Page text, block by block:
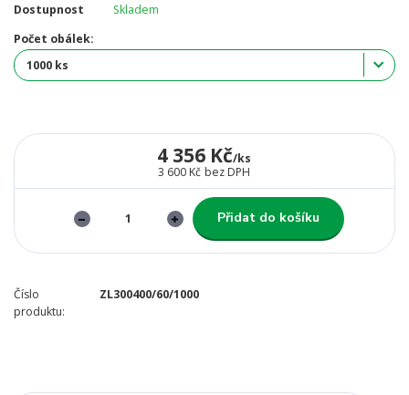
Dostupnost
Skladem
Počet obálek:
4 356 Kč/ks
3 600 Kč bez DPH
Přidat do košíku
Číslo
produktu:
ZL300400/60/1000